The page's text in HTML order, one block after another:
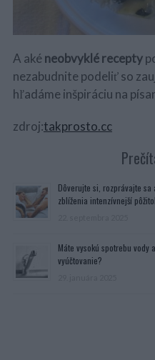
A aké neobvyklé recepty
nezabudnite podeliť so
hľadáme inšpiráciu na
zdroj:takprosto.cc
Dôverujte si, rozprávajte
zblíženia intenzívnejší
Máte vysokú spotrebu
vyúčtovanie?